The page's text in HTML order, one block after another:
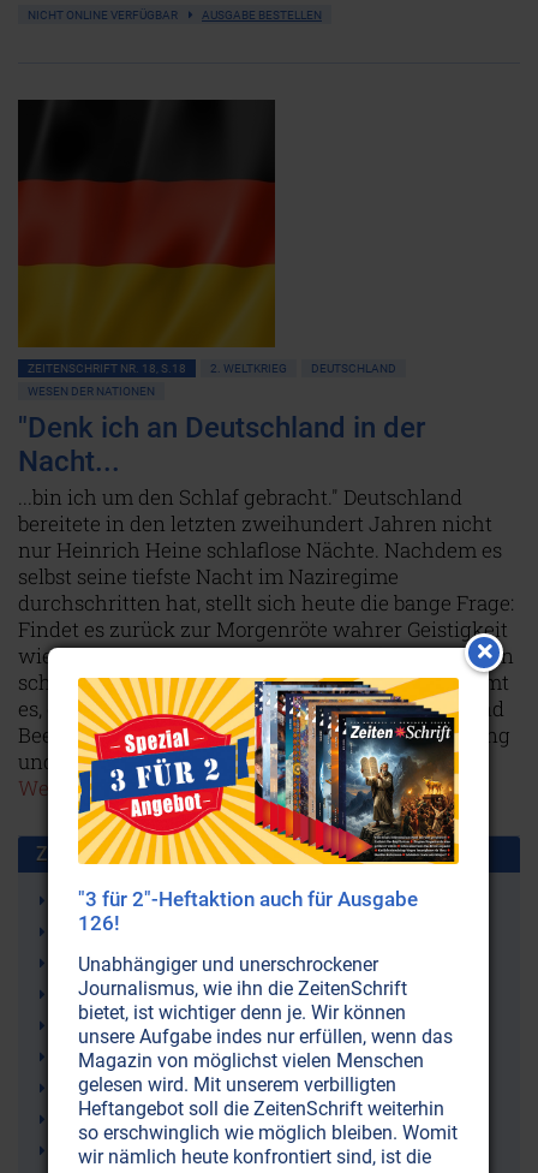
NICHT ONLINE VERFÜGBAR AUSGABE BESTELLEN
ZEITENSCHRIFT NR. 18, S.18 2. WELTKRIEG
DEUTSCHLAND
WESEN DER NATIONEN
"Denk ich an Deutschland in der
Nacht...
...bin ich um den Schlaf gebracht." Deutschland
bereitete in den letzten zweihundert Jahren nicht
nur Heinrich Heine schlaflose Nächte. Nachdem es
selbst seine tiefste Nacht im Naziregime
durchschritten hat, stellt sich heute die bange Frage:
Findet es zurück zur Morgenröte wahrer Geistigkeit
wie zur Goethe-Zeit, oder schleicht auf leisen Sohlen
schon wieder der Ungeist durchs Land? Wie kommt
es, daß ein Volk zugleich einen Goethe, Schiller und
Beethoven hervorbrachte – und einen Hitler, Göring
und Goebbels? Eine deutsche Charakterstudie.
Weiterlesen...
Zusammen benutzt mit:
Philosophie
Friedrich Schiller
Goethe
Nationen
Band des Vergessens
Graf von Saint Germain
Mystik
Liebe
Esoterik
"3 für 2"-Heftaktion auch für Ausgabe
126!
Unabhängiger und unerschrockener
Journalismus, wie ihn die ZeitenSchrift
bietet, ist wichtiger denn je. Wir können
unsere Aufgabe indes nur erfüllen, wenn das
Magazin von möglichst vielen Menschen
gelesen wird. Mit unserem verbilligten
Heftangebot soll die ZeitenSchrift weiterhin
so erschwinglich wie möglich bleiben. Womit
wir nämlich heute konfrontiert sind, ist die